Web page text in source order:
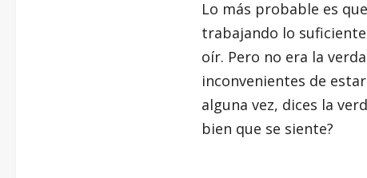
Lo más probable es
trabajando lo
oír. Pero no era la
inconvenientes de
alguna vez, dices la
bien que se siente?